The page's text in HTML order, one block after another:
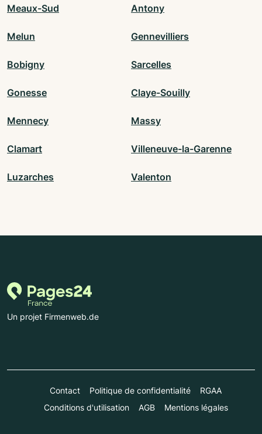
Meaux-Sud Antony
Melun Gennevilliers
Bobigny Sarcelles
Gonesse Claye-Souilly
Mennecy Massy
Clamart Villeneuve-la-Garenne
Luzarches Valenton
Un projet Firmenweb.de
Contact Politique de confidentialité
RGAA
Conditions d'utilisation
AGB Mentions légales